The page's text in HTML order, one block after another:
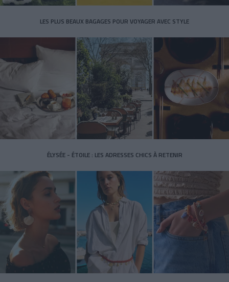
LES PLUS BEAUX BAGAGES POUR VOYAGER AVEC STYLE
ÉLYSÉE - ÉTOILE : LES ADRESSES CHICS À RETENIR